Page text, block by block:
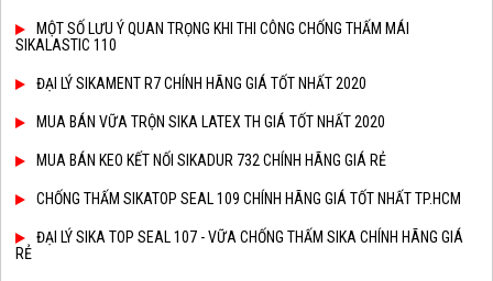
MỘT SỐ LƯU Ý QUAN TRỌNG KHI THI CÔNG CHỐNG THẤM MÁI
SIKALASTIC 110
ĐẠI LÝ SIKAMENT R7 CHÍNH HÃNG GIÁ TỐT NHẤT 2020
MUA BÁN VỮA TRỘN SIKA LATEX TH GIÁ TỐT NHẤT 2020
MUA BÁN KEO KẾT NỐI SIKADUR 732 CHÍNH HÃNG GIÁ RẺ
CHỐNG THẤM SIKATOP SEAL 109 CHÍNH HÃNG GIÁ TỐT NHẤT TP.HCM
ĐẠI LÝ SIKA TOP SEAL 107 - VỮA CHỐNG THẤM SIKA CHÍNH HÃNG GIÁ
RẺ